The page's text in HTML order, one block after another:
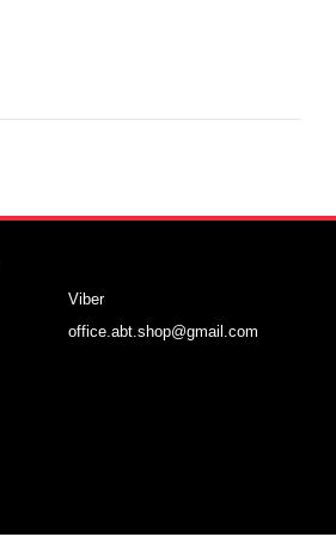
Viber
office.abt.shop@gmail.com